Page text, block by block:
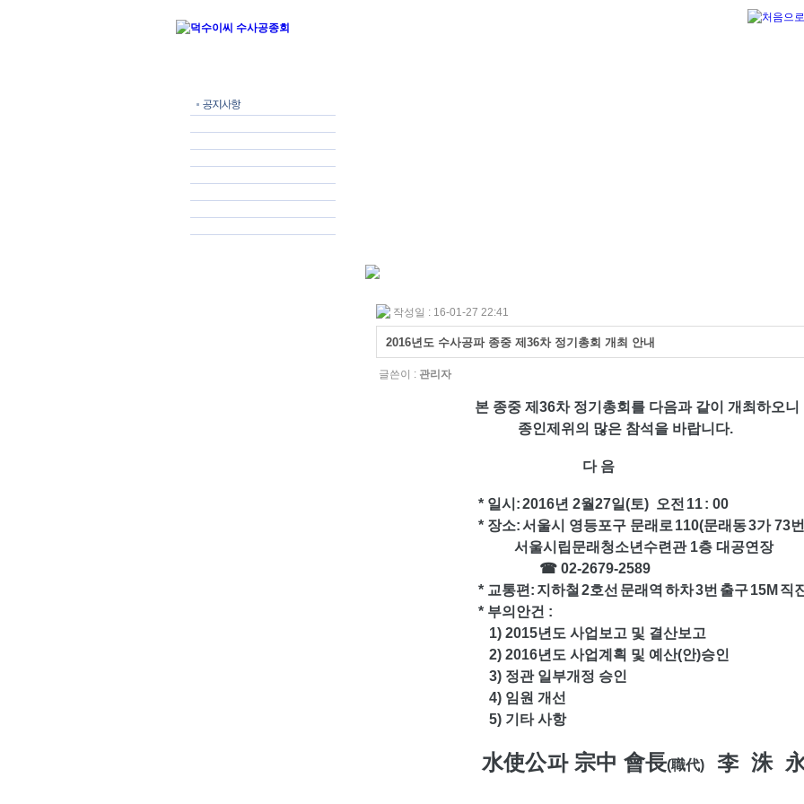
작성일 : 16-01-27 22:41
2016년도 수사공파 종중 제36차 정기총회 개최 안내
글쓴이 : 관리자
본 종중 제36차 정기총회를 다음과 같이 개최하오니
종인제위의 많은 참석을 바랍니다.
다 음
* 일시:2016년 2월27일(토) 오전 11 : 00
* 장소:서울시 영등포구 문래로 110(문래동3가 73
서울시립문래청소년수련관 1층 대공연장
☎ 02-2679-2589
* 교통편: 지하철 2호선 문래역 하차3번 출구 15M 직
* 부의안건 :
1) 2015년도 사업보고 및 결산보고
2) 2016년도 사업계획 및 예산(안)승인
3) 정관 일부개정 승인
4) 임원 개선
5) 기타 사항
水使公파 宗中 會長(職代)李 洙